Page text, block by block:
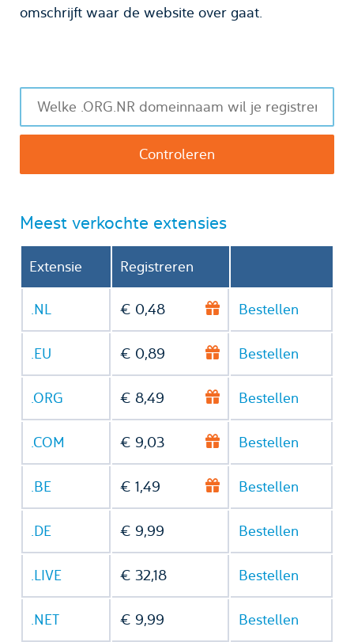
omschrijft waar de website over gaat.
Meest verkochte extensies
Extensie Registreren
.NL € 0,48 Bestellen
.EU € 0,89 Bestellen
.ORG € 8,49 Bestellen
.COM € 9,03 Bestellen
.BE € 1,49 Bestellen
.DE € 9,99 Bestellen
.LIVE € 32,18 Bestellen
.NET € 9,99 Bestellen